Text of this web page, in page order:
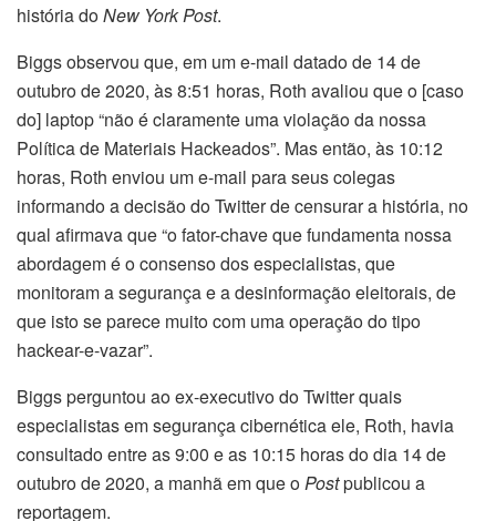
história doNew York Post.
Biggs observou que, em um e-mail datado de 14 de
outubro de 2020, às 8:51 horas, Roth avaliou que o [caso
do] laptop “não é claramente uma violação da nossa
Política de Materiais Hackeados”. Mas então, às 10:12
horas, Roth enviou um e-mail para seus colegas
informando a decisão do Twitter de censurar a história, no
qual afirmava que “o fator-chave que fundamenta nossa
abordagem é o consenso dos especialistas, que
monitoram a segurança e a desinformação eleitorais, de
que isto se parece muito com uma operação do tipo
hackear-e-vazar”.
Biggs perguntou ao ex-executivo do Twitter quais
especialistas em segurança cibernética ele, Roth, havia
consultado entre as 9:00 e as 10:15 horas do dia 14 de
outubro de 2020, a manhã em que o Postpublicou a
reportagem.